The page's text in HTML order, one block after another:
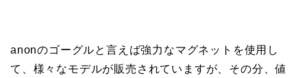
anonのゴーグルと言えば強力なマグネットを使用し
て、様々なモデルが販売されていますが、その分、値